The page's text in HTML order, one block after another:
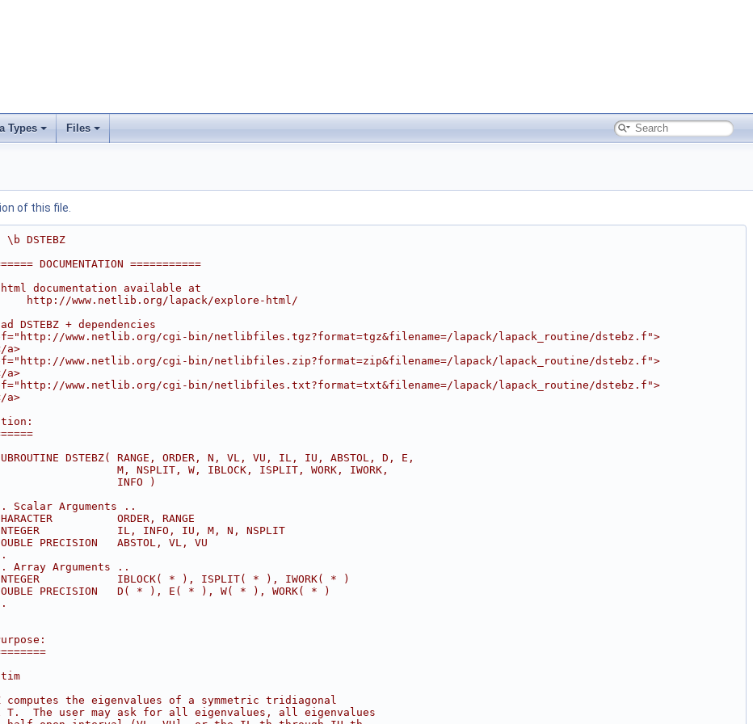
Types Files
of this file.
DSTEBZ
DOCUMENTATION ===========
documentation available at
http://www.netlib.org/lapack/explore-html/
DSTEBZ + dependencies
www.netlib.org/cgi-bin/netlibfiles.tgz?format=tgz&filename=/lapack/lapack_routine/dstebz.f">
a>
www.netlib.org/cgi-bin/netlibfiles.zip?format=zip&filename=/lapack/lapack_routine/dstebz.f">
a>
www.netlib.org/cgi-bin/netlibfiles.txt?format=txt&filename=/lapack/lapack_routine/dstebz.f">
a>
DSTEBZ( RANGE, ORDER, N, VL, VU, IL, IU, ABSTOL, D, E,
M, NSPLIT, W, IBLOCK, ISPLIT, WORK, IWORK,
INFO )
Arguments ..
ORDER, RANGE
IL, INFO, IU, M, N, NSPLIT
PRECISION   ABSTOL, VL, VU
Arguments ..
IBLOCK( * ), ISPLIT( * ), IWORK( * )
PRECISION   D( * ), E( * ), W( * ), WORK( * )
computes the eigenvalues of a symmetric tridiagonal
T.  The user may ask for all eigenvalues, all eigenvalues